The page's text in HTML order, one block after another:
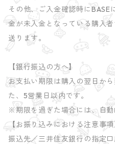
その他、ご入金確認時にBASE
金が未入金となっている購入
送ります。
【銀行振込の方へ】
お支払い期限は購入の翌日か
た、5営業日以内です。
※期限を過ぎた場合には、自動
【お振り込みにおける注意事項
振込先／三井住友銀行の指定口